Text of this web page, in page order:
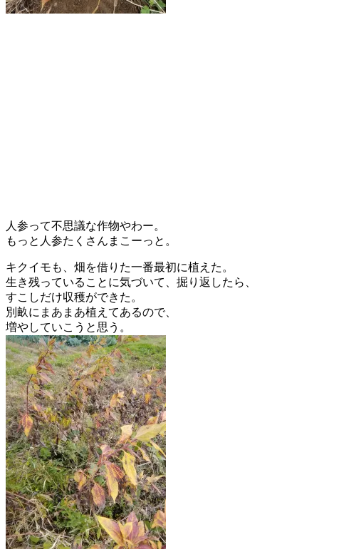
人参って不思議な作物やわー。
もっと人参たくさんまこーっと。
キクイモも、畑を借りた一番最初に植えた。
生き残っていることに気づいて、掘り返したら、
すこしだけ収穫ができた。
別畝にまあまあ植えてあるので、
増やしていこうと思う。